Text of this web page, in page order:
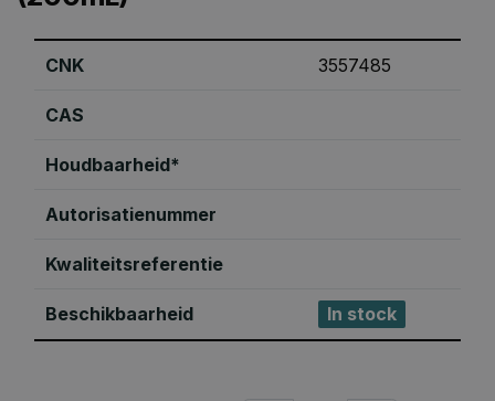
CNK 3557485
CAS
Houdbaarheid*
Autorisatienummer
Kwaliteitsreferentie
Beschikbaarheid In stock